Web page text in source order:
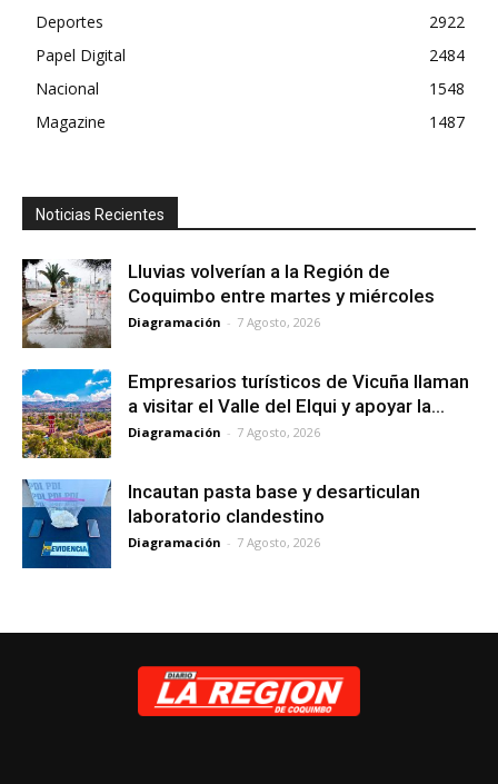
Deportes
2922
Papel Digital
2484
Nacional
1548
Magazine
1487
Noticias Recientes
Lluvias volverían a la Región de
Coquimbo entre martes y miércoles
Diagramación - 7 Agosto, 2026
Empresarios turísticos de Vicuña llaman
a visitar el Valle del Elqui y apoyar la...
Diagramación - 7 Agosto, 2026
Incautan pasta base y desarticulan
laboratorio clandestino
Diagramación - 7 Agosto, 2026